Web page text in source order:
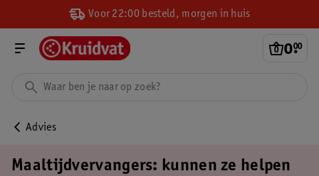
Voor 22:00 besteld, morgen in huis
0.
00
Advies
Maaltijdvervangers: kunnen ze helpen